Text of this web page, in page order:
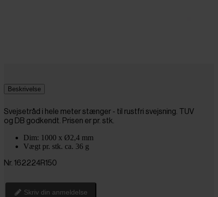
Beskrivelse
Svejsetråd i hele meter stænger - til rustfri svejsning. TUV
og DB godkendt. Prisen er pr. stk.
Dim: 1000 x Ø2,4 mm
Vægt pr. stk. ca. 36 g
Nr. 162224R150
Skriv din anmeldelse